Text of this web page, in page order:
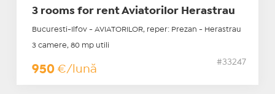
3 rooms for rent Aviatorilor Herastrau
Bucuresti-Ilfov - AVIATORILOR, reper: Prezan - Herastrau
3 camere, 80 mp utili
950 €/lună
#33247